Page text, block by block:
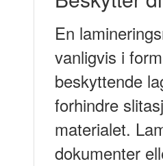
En
vanligvis i
beskyttende
forhindre
materialet.
dokumenter